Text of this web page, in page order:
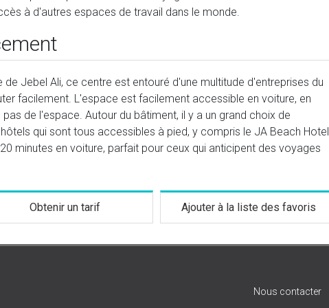
à d'autres espaces de travail dans le monde.
Jebel Ali, ce centre est entouré d'une multitude d'entreprises du
facilement. L'espace est facilement accessible en voiture, en
de l'espace. Autour du bâtiment, il y a un grand choix de
qui sont tous accessibles à pied, y compris le JA Beach Hotel
minutes en voiture, parfait pour ceux qui anticipent des voyages
Obtenir un tarif Ajouter à la liste des favoris
Nous contacter